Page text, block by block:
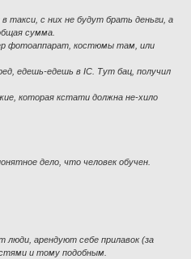
такси, с них не будут брать деньги, а
сумма.
фотоаппарат, костюмы там, или
едешь-едешь в IC. Тут бац, получил
которая кстати должна не-хило
дело, что человек обучен.
арендуют себе прилавок (за
и тому подобным.